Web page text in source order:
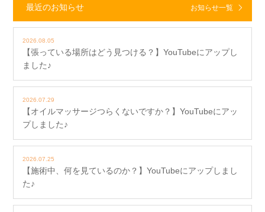
最近のお知らせ お知らせ一覧
2026.08.05
【張っている場所はどう見つける？】YouTubeにアップし
ました♪
2026.07.29
【オイルマッサージつらくないですか？】YouTubeにアッ
プしました♪
2026.07.25
【施術中、何を見ているのか？】YouTubeにアップしまし
た♪